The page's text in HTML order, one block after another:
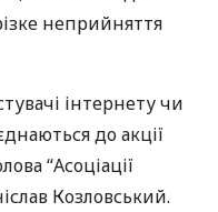
неприйняття
інтернету чи
до акції
“Асоціації
Козловський.